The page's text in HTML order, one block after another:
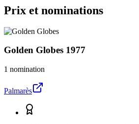
Prix et nominations
Golden Globes 1977
1 nomination
Palmarès